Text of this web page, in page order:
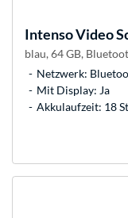
IntensoVideo
blau, 64 GB,
Netzwerk:
Mit Display: Ja
Akkulaufzeit: 18